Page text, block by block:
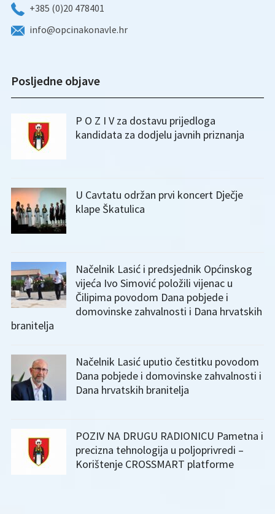
+385 (0)20 478401
info@opcinakonavle.hr
Posljedne objave
P O Z I V za dostavu prijedloga
kandidata za dodjelu javnih priznanja
U Cavtatu održan prvi koncert Dječje
klape Škatulica
Načelnik Lasić i predsjednik Općinskog
vijeća Ivo Simović položili vijenac u
Čilipima povodom Dana pobjede i
domovinske zahvalnosti i Dana hrvatskih
branitelja
Načelnik Lasić uputio čestitku povodom
Dana pobjede i domovinske zahvalnosti i
Dana hrvatskih branitelja
POZIV NA DRUGU RADIONICU Pametna i
precizna tehnologija u poljoprivredi –
Korištenje CROSSMART platforme